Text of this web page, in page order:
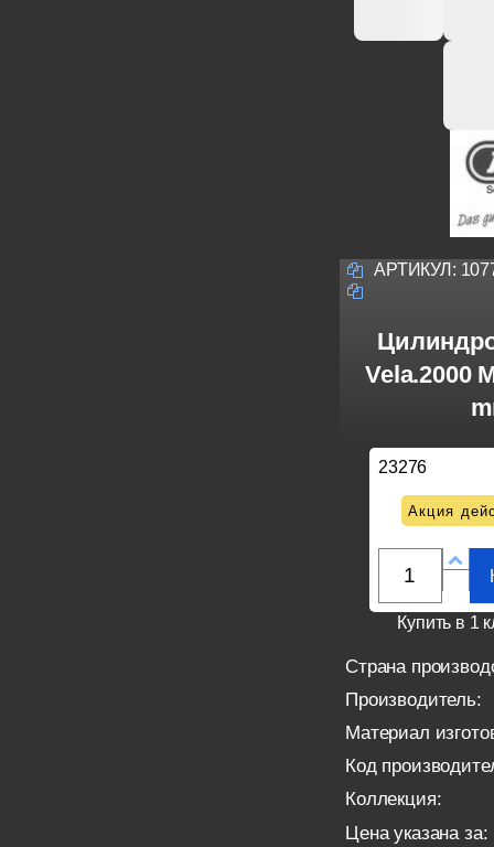
АРТИКУЛ:
Vela.2000
23276
Акция
Купить в 1
Страна
Производитель:
Материал
Код
Коллекция:
Цена указана за: